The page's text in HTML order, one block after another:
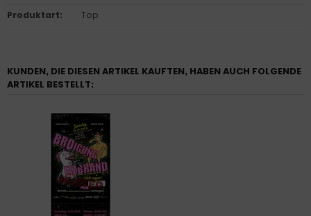
Produktart: Top
KUNDEN, DIE DIESEN ARTIKEL KAUFTEN, HABEN AUCH FOLGENDE
ARTIKEL BESTELLT: